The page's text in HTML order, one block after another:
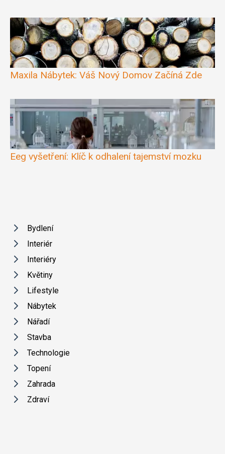
Maxila Nábytek: Váš Nový Domov Začíná Zde
Eeg vyšetření: Klíč k odhalení tajemství mozku
Bydlení
Interiér
Interiéry
Květiny
Lifestyle
Nábytek
Nářadí
Stavba
Technologie
Topení
Zahrada
Zdraví